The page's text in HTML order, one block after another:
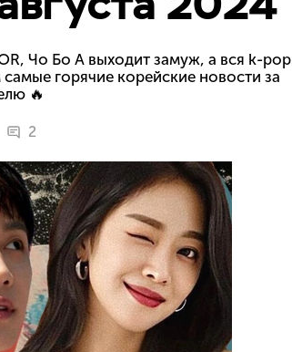
Чо Бо А выходит замуж, а вся k-pop
горячие корейские новости за
🔥
2